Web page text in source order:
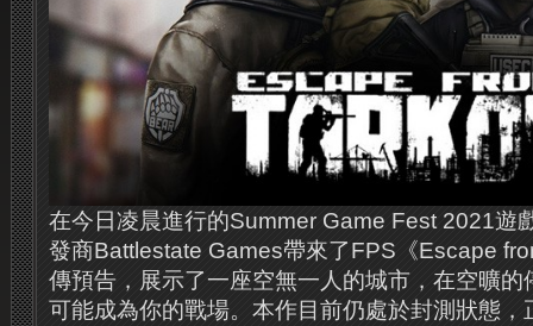
在今日凌晨進行的Summer Game Fest 2021遊
發商Battlestate Games帶來了FPS《Escape
傳預告，展示了一座空無一人的城市，在空曠的
可能成為你的戰場。本作目前仍處於封測狀態，